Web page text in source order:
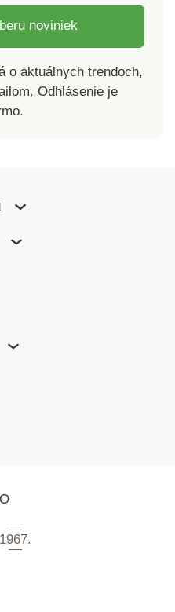
noviniek
o aktuálnych trendoch,
Odhlásenie je
1967.